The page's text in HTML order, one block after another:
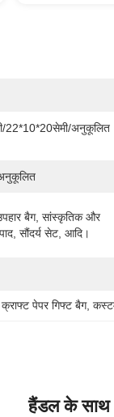
22*10*20सेमी/अनुकूलित
बैग, सांस्कृतिक और
सौंदर्य सेट, आदि।
पेपर गिफ्ट बैग,
हैंडल के साथ